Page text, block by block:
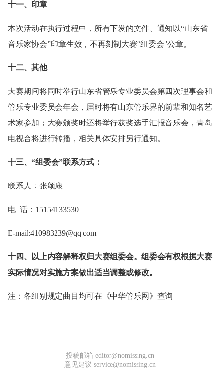
十一、印章
本次活动在执行过程中，所有下发的文件、通知以“山东省
音乐家协会”印章生效，不再刻制大赛“组委会”公章。
十二、其他
大赛期间将同时举行山东省管乐专业委员会第四次理事会和
管乐专业委员会年会，届时将有山东管乐界的前辈和知名艺
术家参加；大赛颁奖时还将举行获奖选手汇报音乐会，青岛
电视台将进行转播，相关具体安排另行通知。
十三、“组委会”联系方式：
联系人：张颂康
电 话：15154133530
E-mail:410983239@qq.com
十四、以上内容解释权归大赛组委会。组委会有权根据大赛
实际情况对实施方案做出适当调整或修改。
注：各组别规定曲目均可在《中华管乐网》查询
投稿邮箱 editor@nomissing.cn
意见建议 service@nomissing.cn